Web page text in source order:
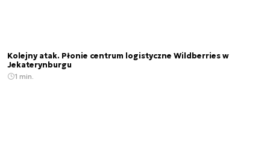
Kolejny atak. Płonie centrum logistyczne Wildberries w
Jekaterynburgu
1 min.